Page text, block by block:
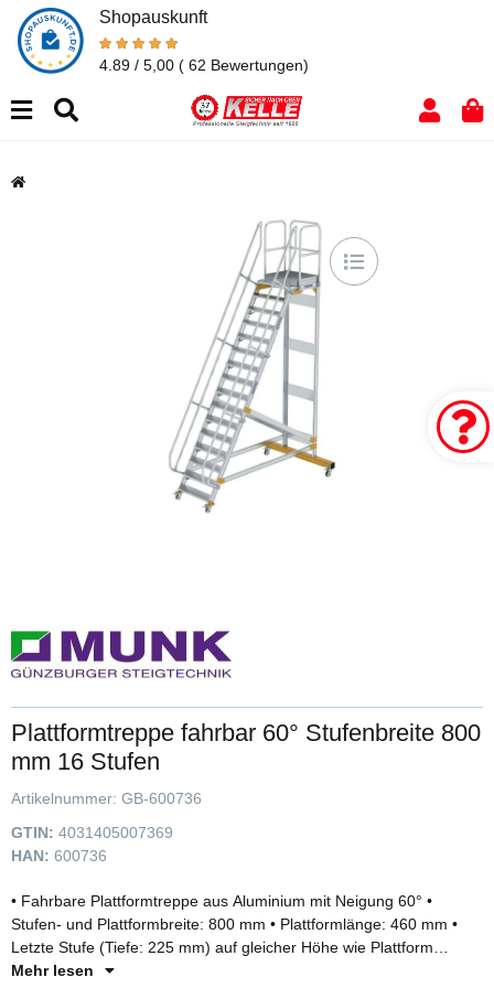
Shopauskunft
4.89 / 5,00 ( 62 Bewertungen)
Plattformtreppe fahrbar 60° Stufenbreite 800
mm 16 Stufen
Artikelnummer: GB-600736
GTIN: 4031405007369
HAN: 600736
• Fahrbare Plattformtreppe aus Aluminium mit Neigung 60° •
Stufen- und Plattformbreite: 800 mm • Plattformlänge: 460 mm •
Letzte Stufe (Tiefe: 225 mm) auf gleicher Höhe wie Plattform
montiert (Gesamttrittfläche: 685 mm) • Stufen- und
Mehr lesen